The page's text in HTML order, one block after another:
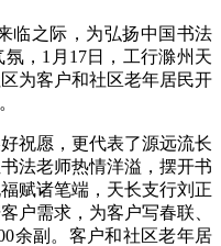
临之际，为弘扬中国书法
，1月17日，工行滁州天
为客户和社区老年居民开
祝愿，更代表了源远流长
法老师热情洋溢，摆开书
赋诸笔端，天长支行刘正
户需求，为客户写春联、
余副。客户和社区老年居